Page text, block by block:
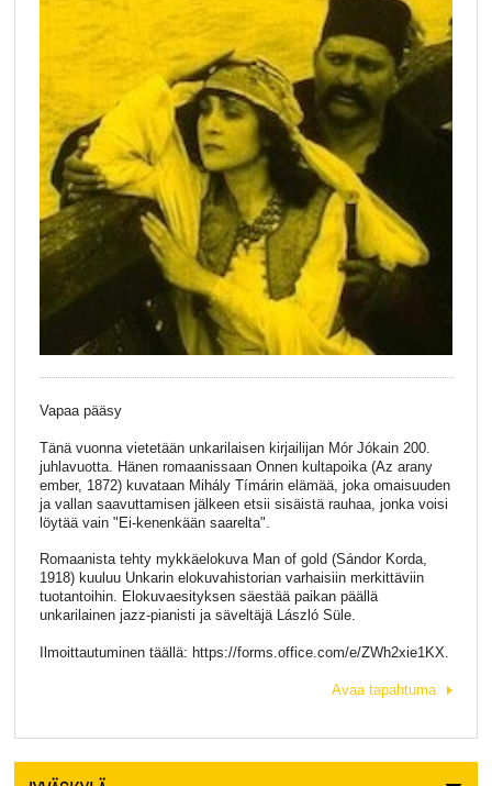
Vapaa pääsy
Tänä vuonna vietetään unkarilaisen kirjailijan Mór Jókain 200.
juhlavuotta. Hänen romaanissaan Onnen kultapoika (Az arany
ember, 1872) kuvataan Mihály Tímárin elämää, joka omaisuuden
ja vallan saavuttamisen jälkeen etsii sisäistä rauhaa, jonka voisi
löytää vain "Ei-kenenkään saarelta".
Romaanista tehty mykkäelokuva Man of gold (Sándor Korda,
1918) kuuluu Unkarin elokuvahistorian varhaisiin merkittäviin
tuotantoihin. Elokuvaesityksen säestää paikan päällä
unkarilainen jazz-pianisti ja säveltäjä László Süle.
Ilmoittautuminen täällä: https://forms.office.com/e/ZWh2xie1KX.
Avaa tapahtuma